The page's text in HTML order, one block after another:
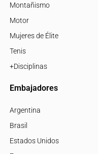
Montañismo
Motor
Mujeres de Élite
Tenis
+Disciplinas
Embajadores
Argentina
Brasil
Estados Unidos